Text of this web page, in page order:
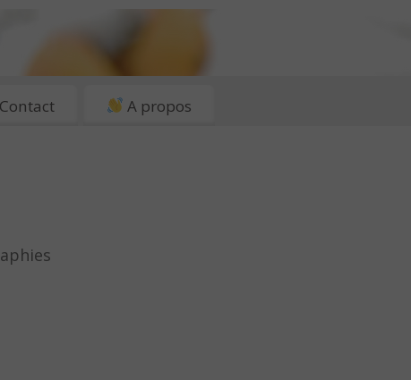
Contact A propos